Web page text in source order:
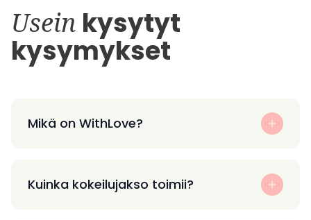
Usein kysytyt
kysymykset
Mikä on WithLove?
Kuinka kokeilujakso toimii?